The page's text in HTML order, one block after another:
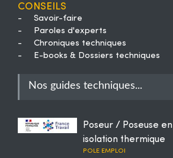
Conseils
-
Savoir-faire
-
Paroles d'experts
-
Chroniques techniques
-
E-books & Dossiers techniques
Nos guides techniques...
Poseur / Poseuse en
isolation thermique
POLE EMPLOI